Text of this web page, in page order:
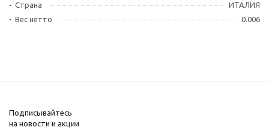
Страна
ИТАЛИЯ
Вес нетто
0.006
Подписывайтесь
на новости и акции